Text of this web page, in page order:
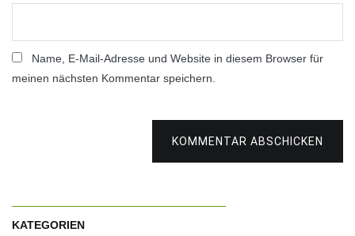
Name, E-Mail-Adresse und Website in diesem Browser für
meinen nächsten Kommentar speichern.
KOMMENTAR ABSCHICKEN
KATEGORIEN